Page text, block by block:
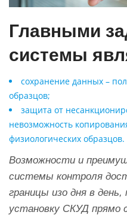
Главными
системы
сохранение данных –
образцов;
защита от
невозможность
физиологических образцов.
Возможности и
системы контроля
границы изо дня в день,
установку СКУД прямо